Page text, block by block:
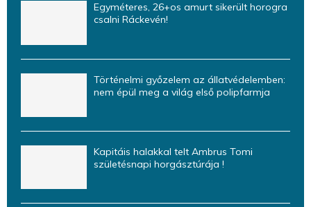
Egyméteres, 26+os amurt sikerült horogra
csalni Ráckevén!
Történelmi győzelem az állatvédelemben:
nem épül meg a világ első polipfarmja
Kapitáis halakkal telt Ambrus Tomi
születésnapi horgásztúrája !